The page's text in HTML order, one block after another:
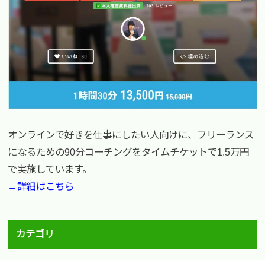
オンラインで好きを仕事にしたい人向けに、フリーランス
になるための90分コーチングをタイムチケットで1.5万円
で実施しています。
→詳細はこちら
カテゴリ